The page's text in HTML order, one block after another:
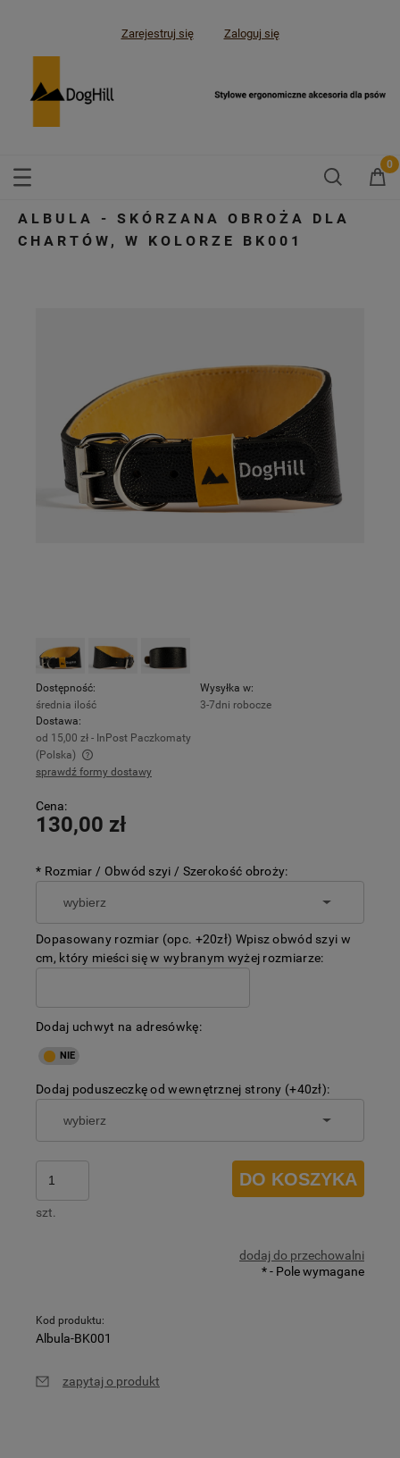
Zarejestruj się Zaloguj się
ALBULA - SKÓRZANA OBROŻA DLA
CHARTÓW, W KOLORZE BK001
Dostępność:
średnia ilość
Wysyłka w:
3-7dni robocze
Dostawa:
od 15,00 zł - InPost Paczkomaty
(Polska)
Cena nie zawiera ewentualnych kosztów płatności
sprawdź formy dostawy
Cena:
130,00 zł
* Rozmiar / Obwód szyi / Szerokość obroży:
Dopasowany rozmiar (opc. +20zł) Wpisz obwód szyi w
cm, który mieści się w wybranym wyżej rozmiarze:
Dodaj uchwyt na adresówkę:
Dodaj poduszeczkę od wewnętrznej strony (+40zł):
szt.
DO KOSZYKA
dodaj do przechowalni
*- Pole wymagane
Kod produktu:
Albula-BK001
zapytaj o produkt